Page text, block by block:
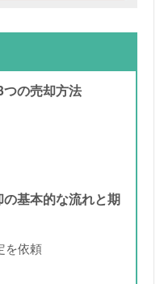
の売却方法
の基本的な流れと期
を依頼